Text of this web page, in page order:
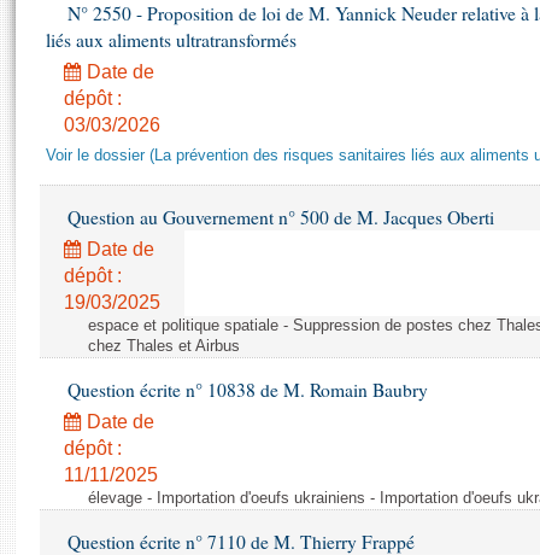
Projets de loi
Propositions de loi
Amendements
Textes adoptés
Rapports législatifs
Rapports sur l'application des lois
Baromètre de l’application des lois
Dossiers législatifs
Budget et sécurité sociale
Questions écrites et orales
Comptes rendus des débats
Juniors
Anciennes législatures
Liens vers les sites publics
Contacts et plan d'accès
Photos libres de droit
N° 2550 - Proposition de loi de M. Yannick Neuder relative à
liés aux aliments ultratransformés
Date de
dépôt :
03/03/2026
Voir le dossier (La prévention des risques sanitaires liés aux aliments
Question au Gouvernement n° 500 de M. Jacques Oberti
Date de
dépôt :
19/03/2025
espace et politique spatiale - Suppression de postes chez
chez Thales et Airbus
Question écrite n° 10838 de M. Romain Baubry
Date de
dépôt :
11/11/2025
élevage - Importation d'oeufs ukrainiens - Importation d'oeufs
Question écrite n° 7110 de M. Thierry Frappé